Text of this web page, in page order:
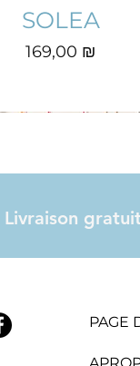
SOLEA
Prix
169,00 ₪
Livraison
PAGE